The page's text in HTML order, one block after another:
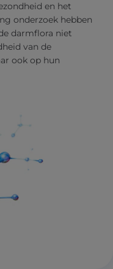
en het
onderzoek hebben
darmflora niet
van de
ook op hun